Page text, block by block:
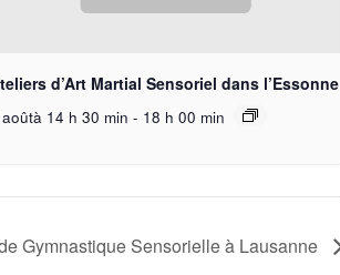
d’Art Martial Sensoriel dans l’Essonne
14 h 30 min - 18 h 00 min
Gymnastique Sensorielle à Lausanne